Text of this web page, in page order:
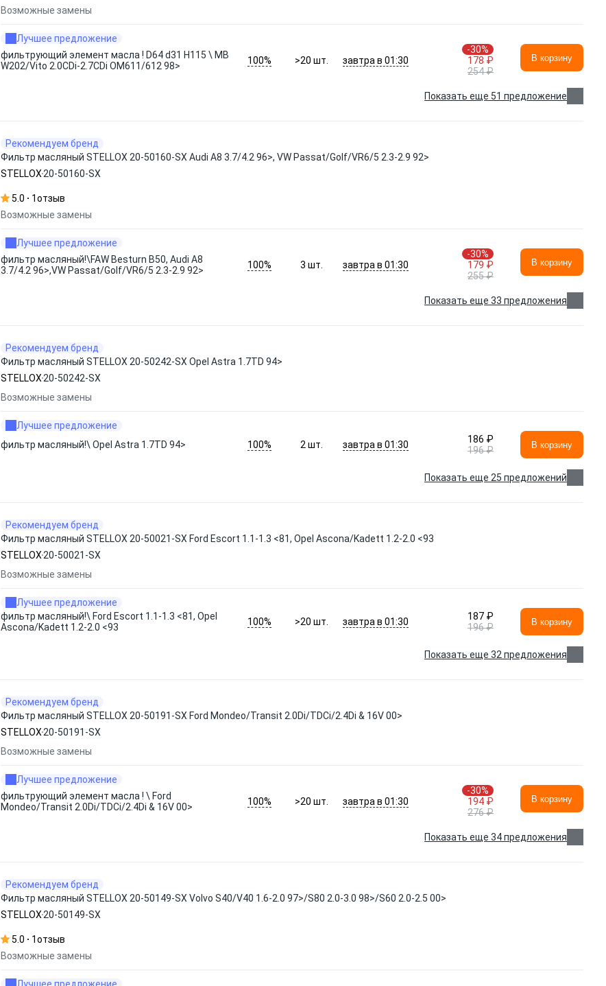
Возможные замены
Лучшее предложение
фильтрующий элемент масла ! D64 d31 H115 \ MB
W202/Vito 2.0CDi-2.7CDi OM611/612 98>
100% >20шт. завтра в 01:30
-30%
178 ₽
254 ₽
В корзину
Показать еще 51 предложение
Рекомендуем бренд
Фильтр масляный STELLOX 20-50160-SX Audi A8 3.7/4.2 96>, VW Passat/Golf/VR6/5 2.3-2.9 92>
STELLOX 20-50160-SX
5.0 1отзыв
Возможные замены
Лучшее предложение
фильтр масляный!\FAW Besturn B50, Audi A8
3.7/4.2 96>,VW Passat/Golf/VR6/5 2.3-2.9 92>
100% 3шт. завтра в 01:30
-30%
179 ₽
255 ₽
В корзину
Показать еще 33 предложения
Рекомендуем бренд
Фильтр масляный STELLOX 20-50242-SX Opel Astra 1.7TD 94>
STELLOX 20-50242-SX
Возможные замены
Лучшее предложение
фильтр масляный!\ Opel Astra 1.7TD 94>
100% 2шт. завтра в 01:30
186 ₽
196 ₽
В корзину
Показать еще 25 предложений
Рекомендуем бренд
Фильтр масляный STELLOX 20-50021-SX Ford Escort 1.1-1.3 <81, Opel Ascona/Kadett 1.2-2.0 <93
STELLOX 20-50021-SX
Возможные замены
Лучшее предложение
фильтр масляный!\ Ford Escort 1.1-1.3 <81, Opel
Ascona/Kadett 1.2-2.0 <93
100% >20шт. завтра в 01:30
187 ₽
196 ₽
В корзину
Показать еще 32 предложения
Рекомендуем бренд
Фильтр масляный STELLOX 20-50191-SX Ford Mondeo/Transit 2.0Di/TDCi/2.4Di & 16V 00>
STELLOX 20-50191-SX
Возможные замены
Лучшее предложение
фильтрующий элемент масла ! \ Ford
Mondeo/Transit 2.0Di/TDCi/2.4Di & 16V 00>
100% >20шт. завтра в 01:30
-30%
194 ₽
276 ₽
В корзину
Показать еще 34 предложения
Рекомендуем бренд
Фильтр масляный STELLOX 20-50149-SX Volvo S40/V40 1.6-2.0 97>/S80 2.0-3.0 98>/S60 2.0-2.5 00>
STELLOX 20-50149-SX
5.0 1отзыв
Возможные замены